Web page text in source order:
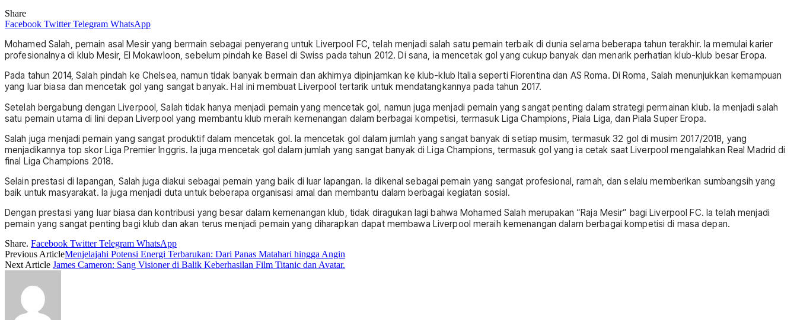
Share
Facebook Twitter Telegram WhatsApp
Mohamed Salah, pemain asal Mesir yang bermain sebagai penyerang untuk Liverpool FC, telah menjadi salah satu pemain terbaik di dunia selama beberapa tahun terakhir. Ia memulai karier
profesionalnya di klub Mesir, El Mokawloon, sebelum pindah ke Basel di Swiss pada tahun 2012. Di sana, ia mencetak gol yang cukup banyak dan menarik perhatian klub-klub besar Eropa.
Pada tahun 2014, Salah pindah ke Chelsea, namun tidak banyak bermain dan akhirnya dipinjamkan ke klub-klub Italia seperti Fiorentina dan AS Roma. Di Roma, Salah menunjukkan kemampuan
yang luar biasa dan mencetak gol yang sangat banyak. Hal ini membuat Liverpool tertarik untuk mendatangkannya pada tahun 2017.
Setelah bergabung dengan Liverpool, Salah tidak hanya menjadi pemain yang mencetak gol, namun juga menjadi pemain yang sangat penting dalam strategi permainan klub. Ia menjadi salah
satu pemain utama di lini depan Liverpool yang membantu klub meraih kemenangan dalam berbagai kompetisi, termasuk Liga Champions, Piala Liga, dan Piala Super Eropa.
Salah juga menjadi pemain yang sangat produktif dalam mencetak gol. Ia mencetak gol dalam jumlah yang sangat banyak di setiap musim, termasuk 32 gol di musim 2017/2018, yang
menjadikannya top skor Liga Premier Inggris. Ia juga mencetak gol dalam jumlah yang sangat banyak di Liga Champions, termasuk gol yang ia cetak saat Liverpool mengalahkan Real Madrid di
final Liga Champions 2018.
Selain prestasi di lapangan, Salah juga diakui sebagai pemain yang baik di luar lapangan. Ia dikenal sebagai pemain yang sangat profesional, ramah, dan selalu memberikan sumbangsih yang
baik untuk masyarakat. Ia juga menjadi duta untuk beberapa organisasi amal dan membantu dalam berbagai kegiatan sosial.
Dengan prestasi yang luar biasa dan kontribusi yang besar dalam kemenangan klub, tidak diragukan lagi bahwa Mohamed Salah merupakan “Raja Mesir” bagi Liverpool FC. Ia telah menjadi
pemain yang sangat penting bagi klub dan akan terus menjadi pemain yang diharapkan dapat membawa Liverpool meraih kemenangan dalam berbagai kompetisi di masa depan.
Share. Facebook Twitter Telegram WhatsApp
Previous ArticleMenjelajahi Potensi Energi Terbarukan: Dari Panas Matahari hingga Angin
Next Article James Cameron: Sang Visioner di Balik Keberhasilan Film Titanic dan Avatar.